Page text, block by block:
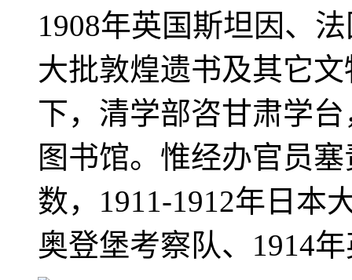
1908年英国斯坦因、
大批敦煌遗书及其它
下，清学部咨甘肃学
图书馆。惟经办官员
数，1911-1912年日本
奥登堡考察队、1914